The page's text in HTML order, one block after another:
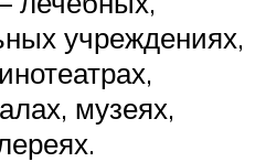
учреждениях,
музеях,